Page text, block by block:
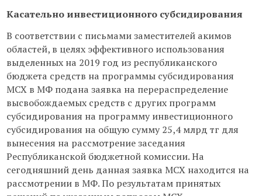
Касательно инвестиционного субсидирования
В соответствии с письмами заместителей акимов
областей, в целях эффективного использования
выделенных на 2019 год из республиканского
бюджета средств на программы субсидирования
МСХ в МФ подана заявка на перераспределение
высвобождаемых средств с других программ
субсидирования на программу инвестиционного
субсидирования на общую сумму 25,4 млрд тг для
вынесения на рассмотрение заседания
Республиканской бюджетной комиссии. На
сегодняшний день данная заявка МСХ находится на
рассмотрении в МФ. По результатам принятых